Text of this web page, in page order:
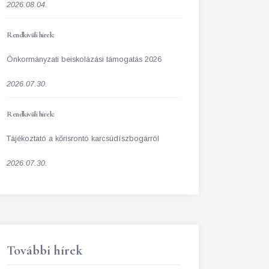
2026.08.04.
Rendkívüli hírek:
Önkormányzati beiskolázási támogatás 2026
2026.07.30.
Rendkívüli hírek:
Tájékoztató a kőrisrontó karcsúdíszbogárról
2026.07.30.
További hírek